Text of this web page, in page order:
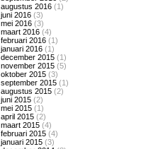
augustus 2016 (1)
juni 2016 (3)
mei 2016 (3)
maart 2016 (4)
februari 2016 (1)
januari 2016 (1)
december 2015 (1)
november 2015 (5)
oktober 2015 (3)
september 2015 (1)
augustus 2015 (2)
juni 2015 (2)
mei 2015 (1)
april 2015 (2)
maart 2015 (4)
februari 2015 (4)
januari 2015 (3)